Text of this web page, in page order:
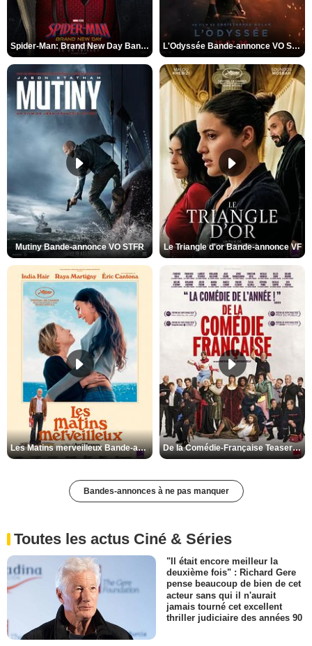
Spider-Man: Brand New Day Bande-annonce VO STFR L'Odyssée Bande-annonce VO STFR
Mutiny Bande-annonce VO STFR Le Triangle d'or Bande-annonce VF
Les Matins merveilleux Bande-annonce VF De la Comédie-Française Teaser VF
Bandes-annonces à ne pas manquer
Toutes les actus Ciné & Séries
"Il était encore meilleur la
deuxième fois" : Richard Gere
pense beaucoup de bien de cet
acteur sans qui il n'aurait
jamais tourné cet excellent
thriller judiciaire des années 90